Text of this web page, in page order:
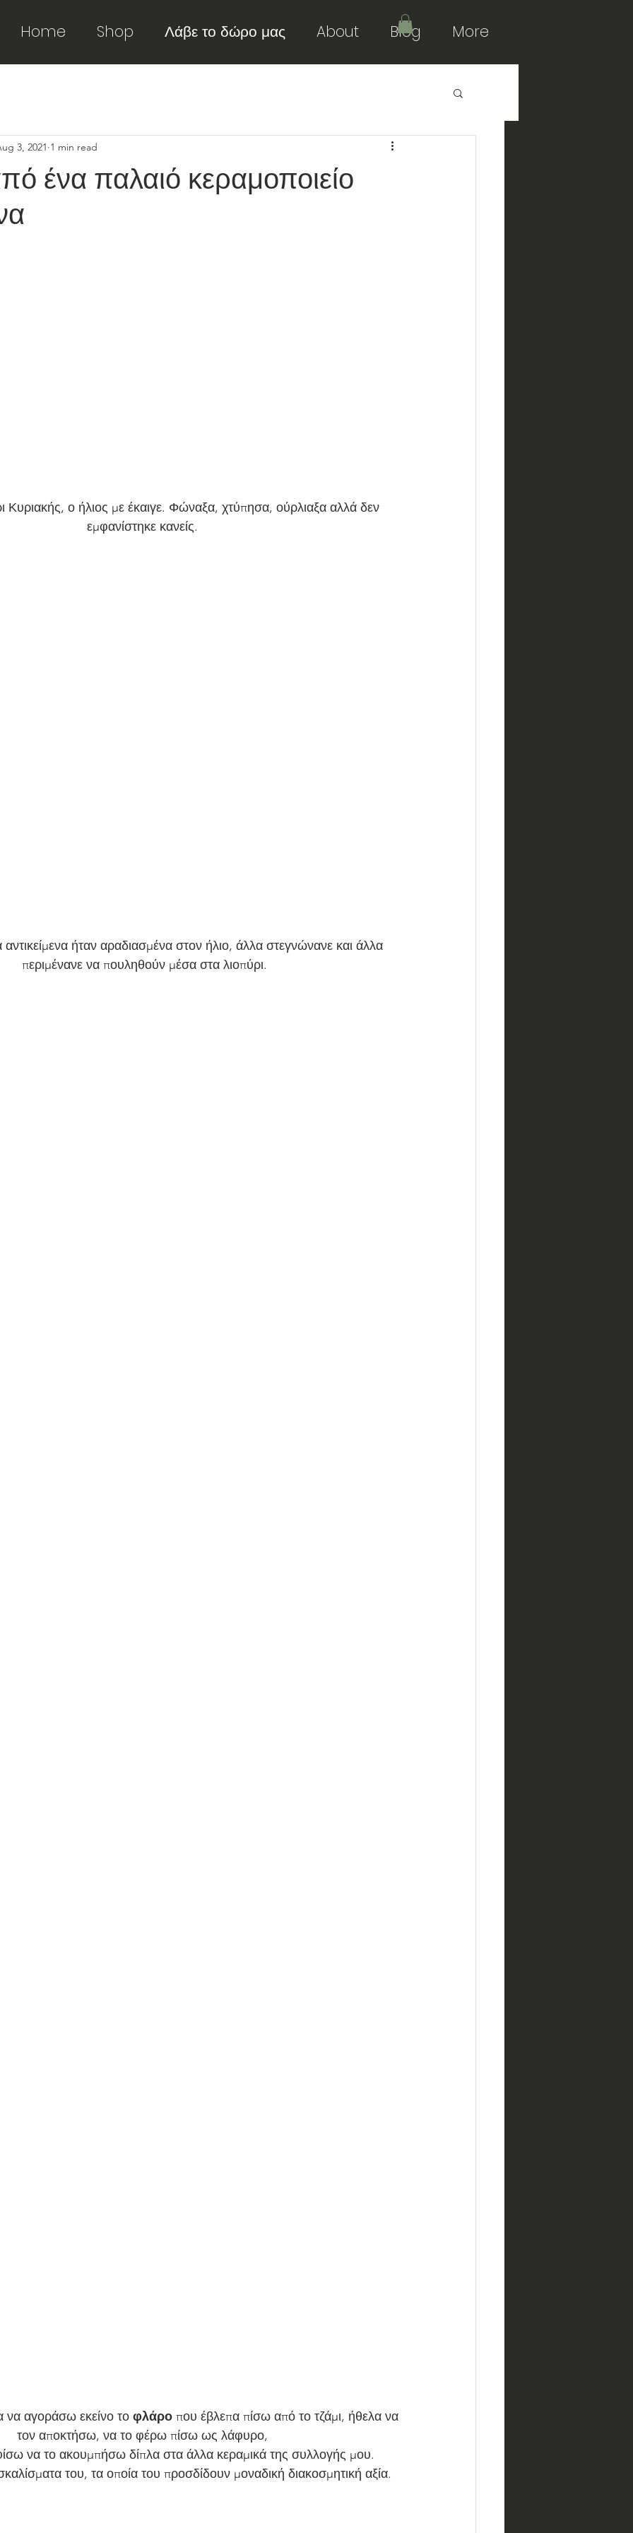
Home Shop Λάβε το δώρο μας About Blog More
ένα παλαιό κεραμοποιείο
3, 2021 1 min read
Κυριακής, ο ήλιος με έκαιγε. Φώναξα, χτύπησα, ούρλιαξα αλλά δεν
εμφανίστηκε κανείς.
ήταν αραδιασμένα στον ήλιο, άλλα στεγνώνανε και άλλα
περιμένανε να πουληθούν μέσα στα λιοπύρι.
αγοράσω εκείνο το φλάρο που έβλεπα πίσω από το τζάμι, ήθελα να
τον αποκτήσω, να το φέρω πίσω ως λάφυρο,
να το ακουμπήσω δίπλα στα άλλα κεραμικά της συλλογής μου.
του, τα οποία του προσδίδουν μοναδική διακοσμητική αξία.